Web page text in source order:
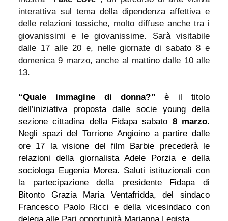
interattiva sul tema della dipendenza affettiva e
delle relazioni tossiche, molto diffuse anche tra i
giovanissimi e le giovanissime. Sarà visitabile
dalle 17 alle 20 e, nelle giornate di sabato 8 e
domenica 9 marzo, anche al mattino dalle 10 alle
13.
“Quale immagine di donna?” è il titolo
dell’iniziativa proposta dalle socie young della
sezione cittadina della Fidapa sabato 8 marzo.
Negli spazi del Torrione Angioino a partire dalle
ore 17 la visione del film Barbie precederà le
relazioni della giornalista Adele Porzia e della
sociologa Eugenia Morea. Saluti istituzionali con
la partecipazione della presidente Fidapa di
Bitonto Grazia Maria Ventafridda, del sindaco
Francesco Paolo Ricci e della vicesindaco con
delega alle Pari opportunità Marianna Legista.